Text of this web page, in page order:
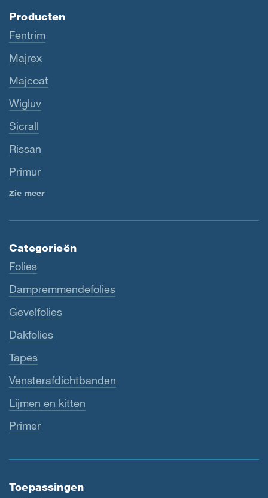
Producten
Fentrim
Majrex
Majcoat
Wigluv
Sicrall
Rissan
Primur
Zie meer
Categorieën
Folies
Dampremmendefolies
Gevelfolies
Dakfolies
Tapes
Vensterafdichtbanden
Lijmen en kitten
Primer
Toepassingen